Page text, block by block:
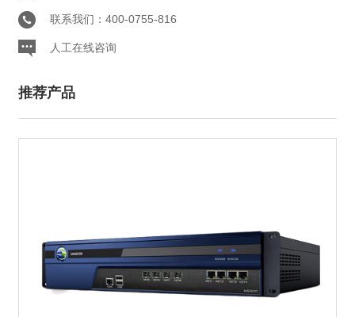
联系我们：400-0755-816
人工在线咨询
推荐产品